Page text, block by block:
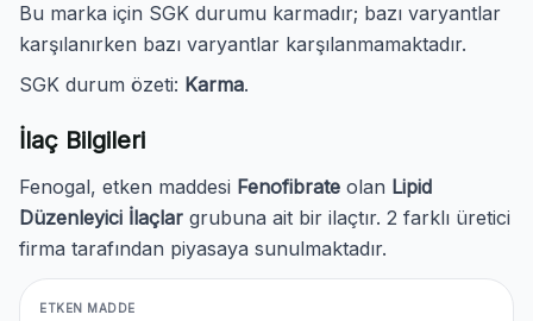
Bu marka için SGK durumu karmadır; bazı varyantlar
karşılanırken bazı varyantlar karşılanmamaktadır.
SGK durum özeti: Karma.
İlaç Bilgileri
Fenogal, etken maddesi Fenofibrate olan Lipid
Düzenleyici İlaçlar grubuna ait bir ilaçtır. 2 farklı üretici
firma tarafından piyasaya sunulmaktadır.
ETKEN MADDE